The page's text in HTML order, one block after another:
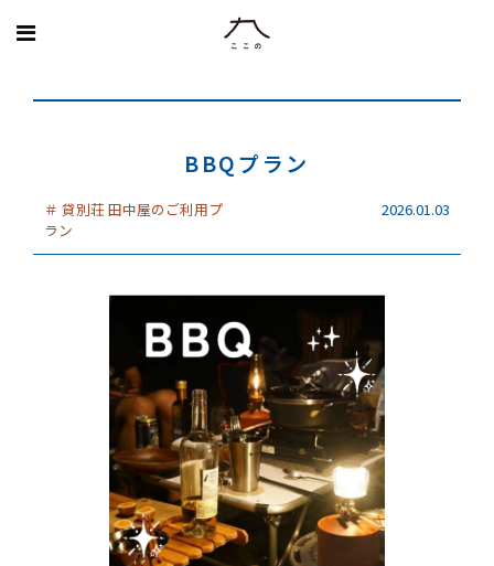
BBQプラン
＃ 貸別荘 田中屋のご利用プ
ラン
2026.01.03